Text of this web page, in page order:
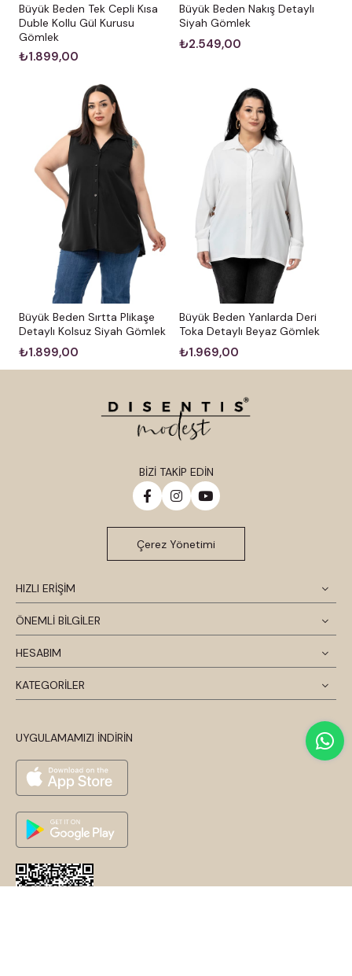
Büyük Beden Tek Cepli Kısa
Duble Kollu Gül Kurusu
Gömlek
₺1.899,00
Büyük Beden Nakış Detaylı
Siyah Gömlek
₺2.549,00
Büyük Beden Sırtta Plikaşe
Detaylı Kolsuz Siyah Gömlek
₺1.899,00
Büyük Beden Yanlarda Deri
Toka Detaylı Beyaz Gömlek
₺1.969,00
HIZLI ERİŞİM
ÖNEMLİ BİLGİLER
HESABIM
KATEGORİLER
UYGULAMAMIZI İNDİRİN
BİZİ TAKİP EDİN
Çerez Yönetimi